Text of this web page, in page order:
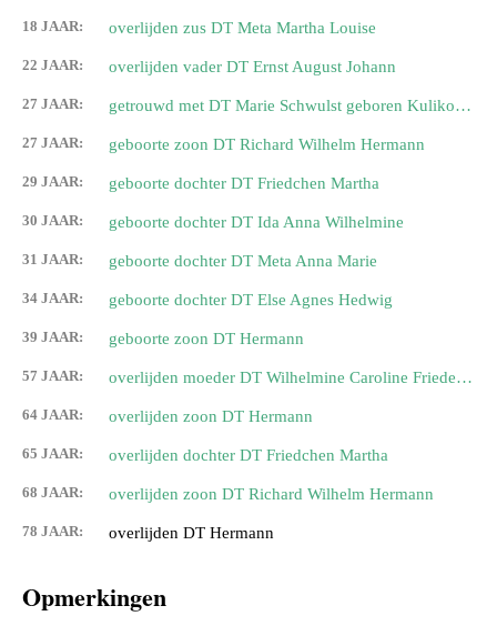
18 JAAR: overlijden zus DT Meta Martha Louise
22 JAAR: overlijden vader DT Ernst August Johann
27 JAAR: getrouwd met DT Marie Schwulst geboren Kulikowski
27 JAAR: geboorte zoon DT Richard Wilhelm Hermann
29 JAAR: geboorte dochter DT Friedchen Martha
30 JAAR: geboorte dochter DT Ida Anna Wilhelmine
31 JAAR: geboorte dochter DT Meta Anna Marie
34 JAAR: geboorte dochter DT Else Agnes Hedwig
39 JAAR: geboorte zoon DT Hermann
57 JAAR: overlijden moeder DT Wilhelmine Caroline Friederike
64 JAAR: overlijden zoon DT Hermann
65 JAAR: overlijden dochter DT Friedchen Martha
68 JAAR: overlijden zoon DT Richard Wilhelm Hermann
78 JAAR: overlijden DT Hermann
Opmerkingen